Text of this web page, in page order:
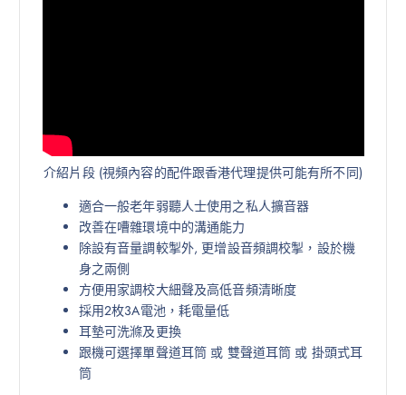
介紹片段 (視頻內容的配件跟香港代理提供可能有所不同)
適合一般老年弱聽人士使用之私人擴音器
改善在嘈雜環境中的溝通能力
除設有音量調較掣外, 更增設音頻調校掣，設於機
身之兩側
方便用家調校大細聲及高低音頻清晰度
採用2枚3A電池，耗電量低
耳墊可洗滌及更換
跟機可選擇單聲道耳筒 或 雙聲道耳筒 或 掛頭式耳
筒